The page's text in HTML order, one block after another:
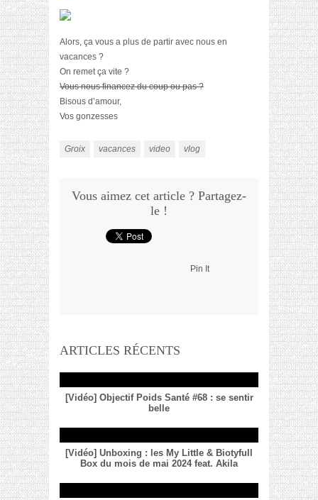
Alors, ça vous a plus de partir avec nous en
vacances ?
On remet ça vite ?
Vous nous financez du coup ou pas ?
Bisous d’amour,
Vos gonzesses
Groix vacances video vlog
Vous aimez cet article ? Partagez-
le !
Pin It
ARTICLES RÉCENTS
[Vidéo] Objectif Poids Santé #68 : se sentir
belle
[Vidéo] Unboxing : les My Little & Biotyfull
Box du mois de mai 2024 feat. Akila